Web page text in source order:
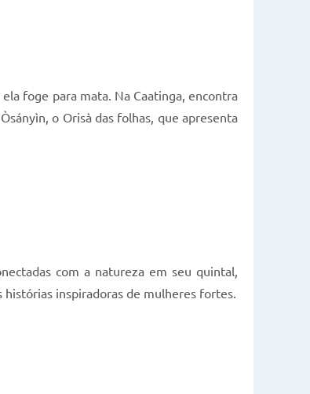
foge para mata. Na Caatinga, encontra
o Orisà das folhas, que apresenta
com a natureza em seu quintal,
histórias inspiradoras de mulheres fortes.